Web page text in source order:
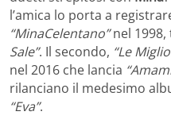
l’amica lo porta a
“MinaCelentano”nel 1998,
Sale”. Il secondo, “Le
nel 2016 che lancia
rilanciano il medesimo
“Eva”.